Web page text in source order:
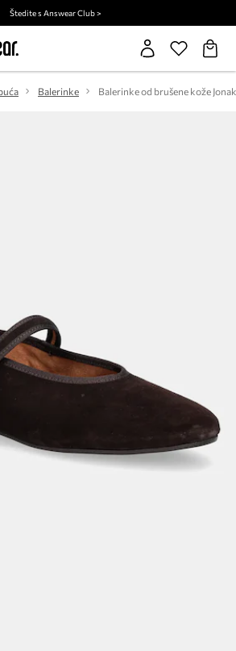
Štedite s Answear Club >
Balerinke